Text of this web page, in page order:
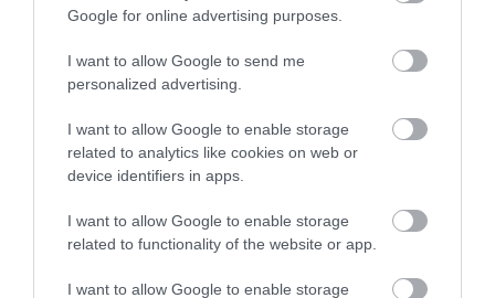
Google for online advertising purposes.
I want to allow Google to send me
personalized advertising.
I want to allow Google to enable storage
related to analytics like cookies on web or
device identifiers in apps.
I want to allow Google to enable storage
related to functionality of the website or app.
I want to allow Google to enable storage